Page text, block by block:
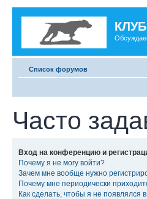
Список форумов
Часто
Вход на конференцию и
Почему я не могу войти?
Зачем мне вообще нужно
Почему мне периодически
Как сделать, чтобы я не появлялся